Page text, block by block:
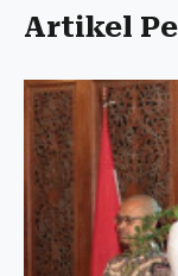
Artikel